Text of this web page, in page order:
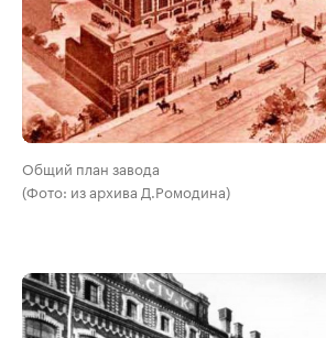
Общий план завода
(Фото: из архива Д.Ромодина)